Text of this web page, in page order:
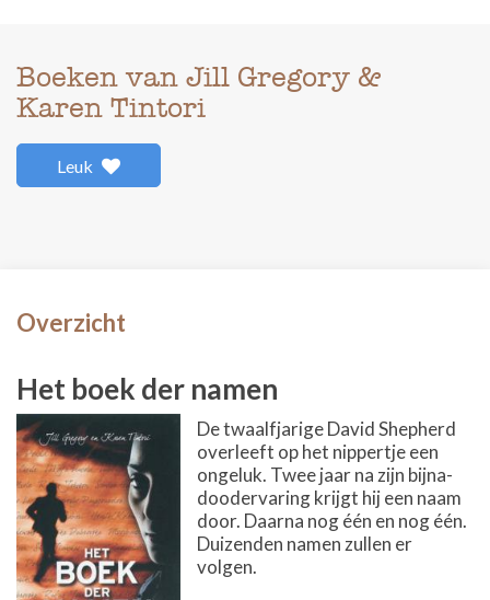
Boeken van Jill Gregory &
Karen Tintori
Leuk
Overzicht
Het boek der namen
De twaalfjarige David Shepherd
overleeft op het nippertje een
ongeluk. Twee jaar na zijn bijna-
doodervaring krijgt hij een naam
door. Daarna nog één en nog één.
Duizenden namen zullen er
volgen.